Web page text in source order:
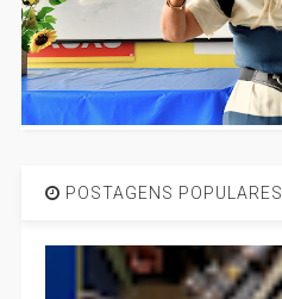
POSTAGENS POPULARES